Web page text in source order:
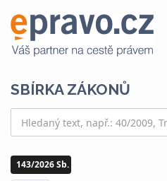
SBÍRKA ZÁKONŮ
143/2026 Sb.